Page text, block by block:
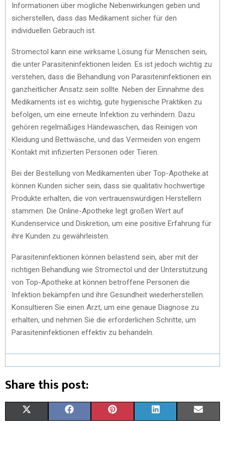
Informationen über mögliche Nebenwirkungen geben und
sicherstellen, dass das Medikament sicher für den
individuellen Gebrauch ist.
Stromectol kann eine wirksame Lösung für Menschen sein,
die unter Parasiteninfektionen leiden. Es ist jedoch wichtig zu
verstehen, dass die Behandlung von Parasiteninfektionen ein
ganzheitlicher Ansatz sein sollte. Neben der Einnahme des
Medikaments ist es wichtig, gute hygienische Praktiken zu
befolgen, um eine erneute Infektion zu verhindern. Dazu
gehören regelmäßiges Händewaschen, das Reinigen von
Kleidung und Bettwäsche, und das Vermeiden von engem
Kontakt mit infizierten Personen oder Tieren.
Bei der Bestellung von Medikamenten über Top-Apotheke.at
können Kunden sicher sein, dass sie qualitativ hochwertige
Produkte erhalten, die von vertrauenswürdigen Herstellern
stammen. Die Online-Apotheke legt großen Wert auf
Kundenservice und Diskretion, um eine positive Erfahrung für
ihre Kunden zu gewährleisten.
Parasiteninfektionen können belastend sein, aber mit der
richtigen Behandlung wie Stromectol und der Unterstützung
von Top-Apotheke.at können betroffene Personen die
Infektion bekämpfen und ihre Gesundheit wiederherstellen.
Konsultieren Sie einen Arzt, um eine genaue Diagnose zu
erhalten, und nehmen Sie die erforderlichen Schritte, um
Parasiteninfektionen effektiv zu behandeln.
Share this post: